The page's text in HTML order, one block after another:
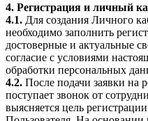
4. Регистрация и личный
4.1. Для создания Личного
необходимо заполнить
достоверные и актуальные
согласие с условиями
обработки персональных
4.2. После подачи заявки на
поступает звонок от
выясняется цель